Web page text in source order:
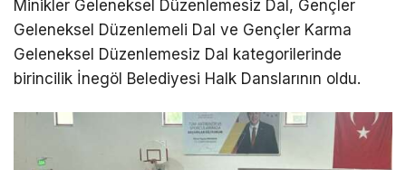
Minikler Geleneksel Düzenlemesiz Dal, Gençler
Geleneksel Düzenlemeli Dal ve Gençler Karma
Geleneksel Düzenlemesiz Dal kategorilerinde
birincilik İnegöl Belediyesi Halk Danslarının oldu.